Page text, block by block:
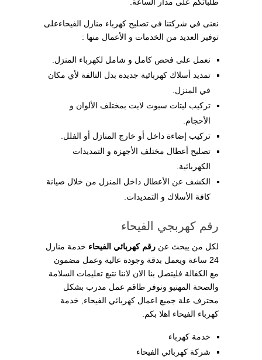
نعنى في شركتنا في تصليح كهرباء منازل الفيحاءعلى
توفير العديد من الخدمات و الأعمال منها :
نعمل على فحص كامل و شامل لكهرباء المنزل.
تمديد أسلاك كهربائية جديدة بدل التالفة لأي مكان
في المنزل.
تركيب ليتات سبوت لايت بمختلف الألوان و
الأحجام.
تركيب إضاءة داخل أو خارج المنازل أو الفلل.
تصليح أعطال مختلف الأجهزة و التمديدات
الكهربائية.
الكشف عن الأعطال داخل المنزل من خلال صيانة
كافة الأسلاك و التمديدات.
رقم كهربجي الفيحاء
لكل من يبحث عن رقم كهربائي الفيحاء خدمة منازل
24 ساعة ويعمل بدقة وجودة عالية وعمل مضمون
مع الكفالة فليتصل بنا الان لاننا نتبع تعليمات السلامة
والصحة المهنيو ونوفر طاقم عمل مدرب بشكل
محترف علة جميع اعمال كهربائي الفيحاء, خدمة
كهرباء الفيحاء اهلا بكم.
خدمة كهرباء
شركة كهربائي الفيحاء